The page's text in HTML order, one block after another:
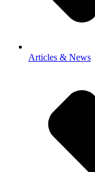
Articles & News